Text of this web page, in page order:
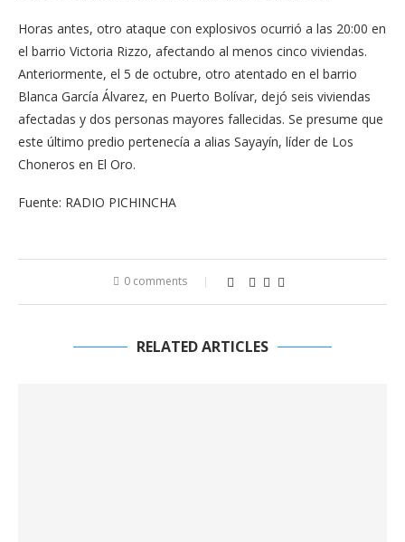
Horas antes, otro ataque con explosivos ocurrió a las 20:00 en
el barrio Victoria Rizzo, afectando al menos cinco viviendas.
Anteriormente, el 5 de octubre, otro atentado en el barrio
Blanca García Álvarez, en Puerto Bolívar, dejó seis viviendas
afectadas y dos personas mayores fallecidas. Se presume que
este último predio pertenecía a alias Sayayín, líder de Los
Choneros en El Oro.
Fuente: RADIO PICHINCHA
0 comments
RELATED ARTICLES